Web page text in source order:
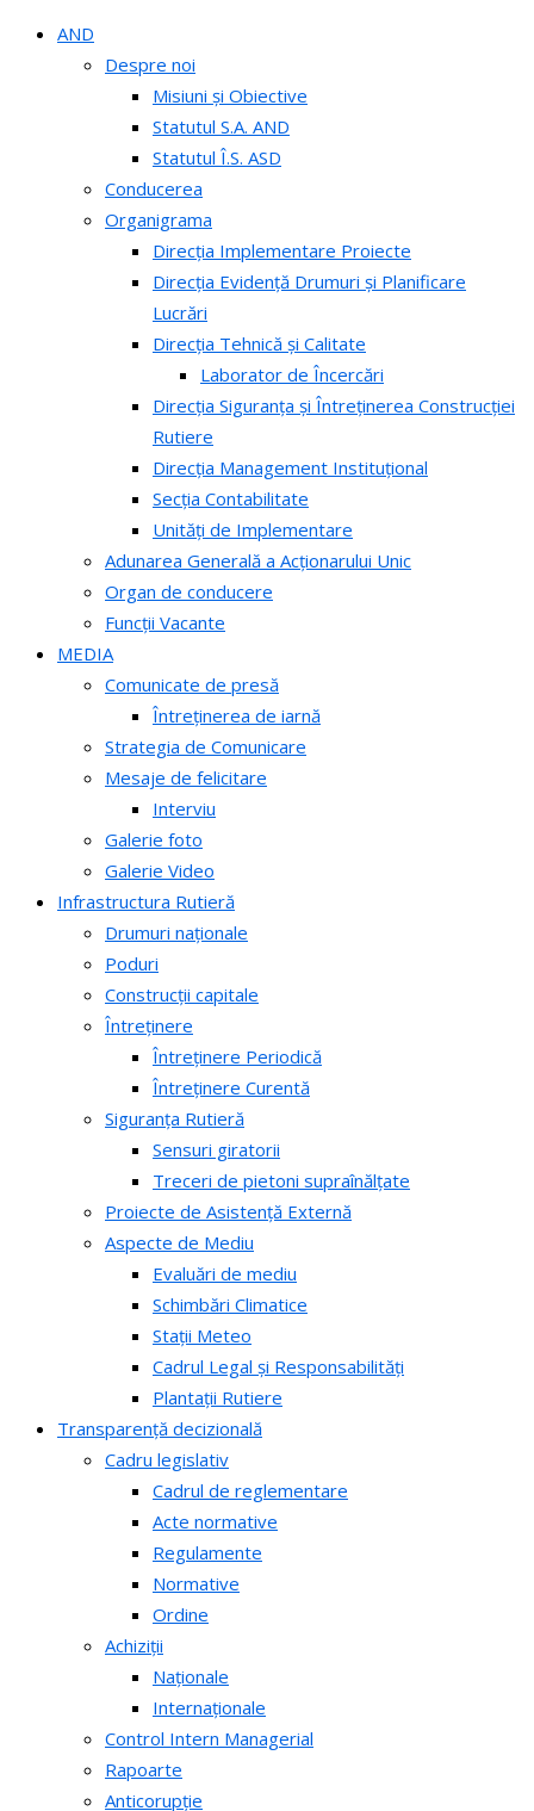
AND
Despre noi
Misiuni și Obiective
Statutul S.A. AND
Statutul Î.S. ASD
Conducerea
Organigrama
Direcția Implementare Proiecte
Direcția Evidență Drumuri și Planificare
Lucrări
Direcția Tehnică și Calitate
Laborator de Încercări
Direcția Siguranța și Întreținerea Construcției
Rutiere
Direcția Management Instituțional
Secția Contabilitate
Unități de Implementare
Adunarea Generală a Acționarului Unic
Organ de conducere
Funcții Vacante
MEDIA
Comunicate de presă
Întreținerea de iarnă
Strategia de Comunicare
Mesaje de felicitare
Interviu
Galerie foto
Galerie Video
Infrastructura Rutieră
Drumuri naționale
Poduri
Construcții capitale
Întreținere
Întreținere Periodică
Întreținere Curentă
Siguranța Rutieră
Sensuri giratorii
Treceri de pietoni supraînălțate
Proiecte de Asistență Externă
Aspecte de Mediu
Evaluări de mediu
Schimbări Climatice
Stații Meteo
Cadrul Legal și Responsabilități
Plantații Rutiere
Transparență decizională
Cadru legislativ
Cadrul de reglementare
Acte normative
Regulamente
Normative
Ordine
Achiziții
Naționale
Internaționale
Control Intern Managerial
Rapoarte
Anticorupție